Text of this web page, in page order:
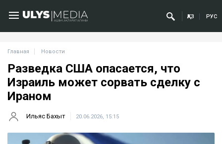
ҚАЗ РУС
Главная Новости
Разведка США опасается, что
Израиль может сорвать сделку с
Ираном
Ильяс Бахыт 20.06.2026, 15:15